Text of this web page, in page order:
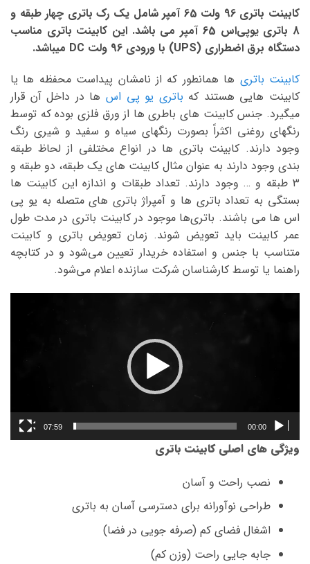
کابینت باتری 96 ولت 65 آمپر شامل یک رک باتری چهار طبقه و
8 باتری یوپی‌اس 65 آمپر می باشد. این کابینت باتری مناسب
دستگاه برق اضطراری (UPS) با ورودی 96 ولت DC میباشد.
کابینت باتری ها همانطور که از نامشان پیداست محفظه ها یا
کابینت هایی هستند که باتری یو پی اس ها در داخل آن قرار
میگیرد. جنس کابینت های باطری ها از ورق فلزی بوده که توسط
رنگهای روغنی اکثراً بصورت رنگهای سیاه و سفید و شیری رنگ
وجود دارند. کابینت باتری ها در انواع مختلفی از لحاظ طبقه
بندی وجود دارند به عنوان مثال کابینت های یک طبقه، دو طبقه و
۳ طبقه و … وجود دارند. تعداد طبقات و اندازه این کابینت ها
بستگی به تعداد باتری ها و آمپراژ باتری های متصله به یو پی
اس ها می باشند. باتری‌ها موجود در کابینت باتری در مدت طول
عمر کابینت باید تعویض شوند. زمان تعویض باتری و کابینت
متناسب با جنس و استفاده خریدار تعیین می‌شود و در کتابچه
راهنما یا توسط کارشناسان شرکت سازنده اعلام می‌شود.
00:00
07:59
ویژگی های اصلی کابینت باتری
نصب راحت و آسان
طراحی نوآورانه برای دسترسی آسان به باتری
اشغال فضای کم (صرفه جویی در فضا)
جابه جایی راحت (وزن کم)